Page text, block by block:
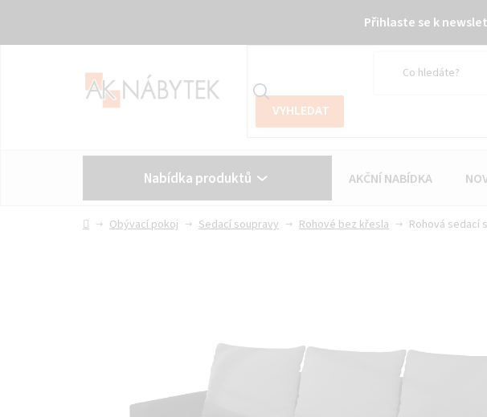
Přihlaste se k
Nabídka produktů AKČNÍ NABÍDKA
Vše o nákupu Kontakt
DomůObývací pokoj Sedací soupravy Rohové bez křesla Rohová sedací